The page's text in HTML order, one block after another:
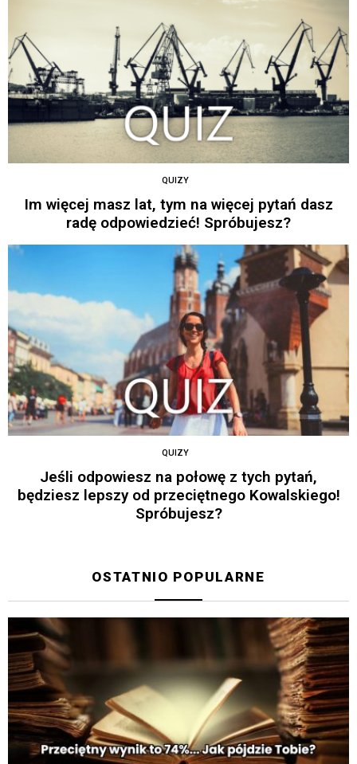
QUIZY
Im więcej masz lat, tym na więcej pytań dasz
radę odpowiedzieć! Spróbujesz?
QUIZY
Jeśli odpowiesz na połowę z tych pytań,
będziesz lepszy od przeciętnego Kowalskiego!
Spróbujesz?
OSTATNIO POPULARNE